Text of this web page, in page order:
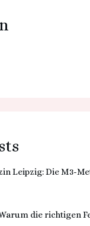
Leipzig: Die M3-
die richtigen